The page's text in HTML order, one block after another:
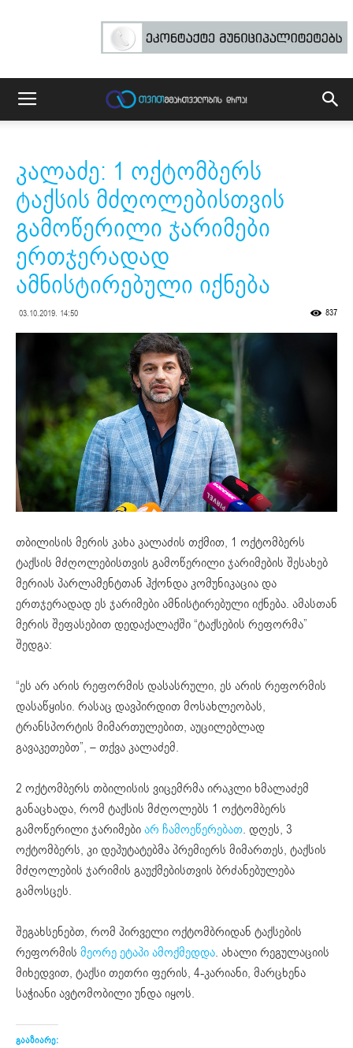
კალაძე: 1 ოქტომბერს
ტაქსის მძღოლებისთვის
გამოწერილი ჯარიმები
ერთჯერადად
ამნისტირებული იქნება
03.10.2019. 14:50 837
თბილისის მერის კახა კალაძის თქმით, 1 ოქტომბერს
ტაქსის მძღოლებისთვის გამოწერილი ჯარიმების შესახებ
მერიას პარლამენტთან ჰქონდა კომუნიკაცია და
ერთჯერადად ეს ჯარიმები ამნისტირებული იქნება. ამასთან
მერის შეფასებით დედაქალაქში “ტაქსების რეფორმა”
შედგა:
“ეს არ არის რეფორმის დასასრული, ეს არის რეფორმის
დასაწყისი. რასაც დავპირდით მოსახლეობას,
ტრანსპორტის მიმართულებით, აუცილებლად
გავაკეთებთ”, – თქვა კალაძემ.
2 ოქტომბერს თბილისის ვიცემრმა ირაკლი ხმალაძემ
განაცხადა, რომ ტაქსის მძღოლებს 1 ოქტომბერს
გამოწერილი ჯარიმებიარ ჩამოეწერებათ. დღეს, 3
ოქტომბერს, კი დეპუტატებმა პრემიერს მიმართეს, ტაქსის
მძღოლების ჯარიმის გაუქმებისთვის ბრძანებულება
გამოსცეს.
შეგახსენებთ, რომ პირველი ოქტომბრიდან ტაქსების
რეფორმის მეორე ეტაპი ამოქმედდა. ახალი რეგულაციის
მიხედვით, ტაქსი თეთრი ფერის, 4-კარიანი, მარცხენა
საჭიანი ავტომობილი უნდა იყოს.
გააზიარე: